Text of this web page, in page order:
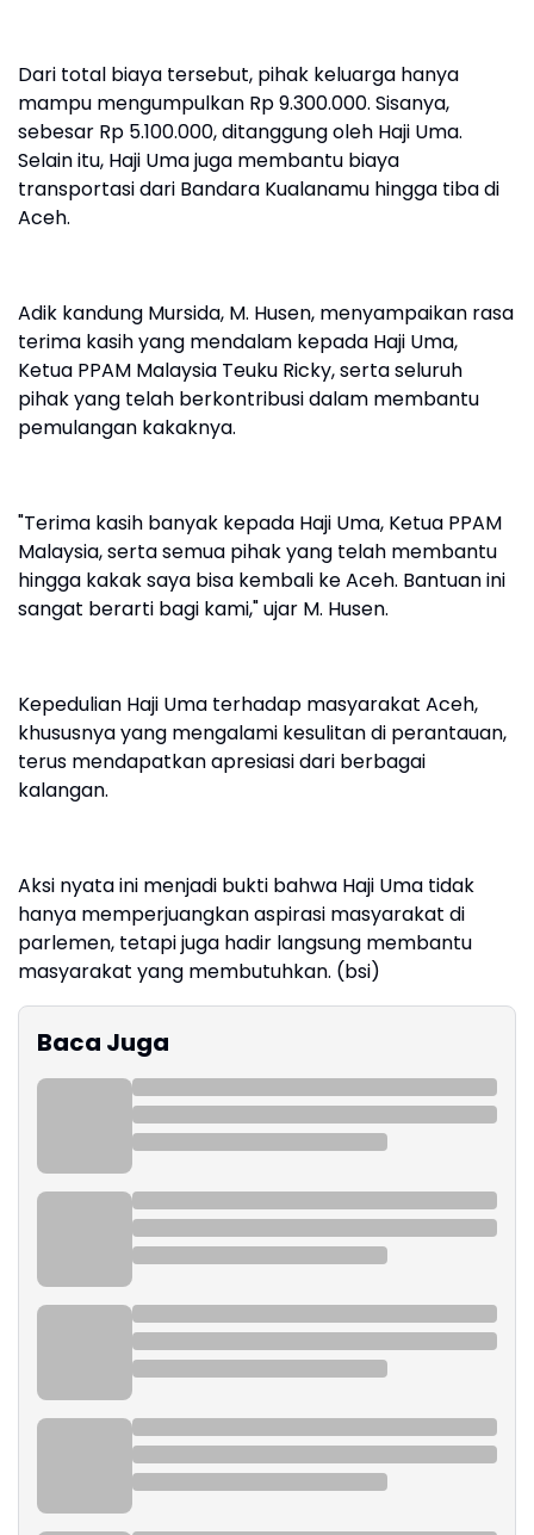
Dari total biaya tersebut, pihak keluarga hanya
mampu mengumpulkan Rp 9.300.000. Sisanya,
sebesar Rp 5.100.000, ditanggung oleh Haji Uma.
Selain itu, Haji Uma juga membantu biaya
transportasi dari Bandara Kualanamu hingga tiba di
Aceh.
Adik kandung Mursida, M. Husen, menyampaikan rasa
terima kasih yang mendalam kepada Haji Uma,
Ketua PPAM Malaysia Teuku Ricky, serta seluruh
pihak yang telah berkontribusi dalam membantu
pemulangan kakaknya.
"Terima kasih banyak kepada Haji Uma, Ketua PPAM
Malaysia, serta semua pihak yang telah membantu
hingga kakak saya bisa kembali ke Aceh. Bantuan ini
sangat berarti bagi kami," ujar M. Husen.
Kepedulian Haji Uma terhadap masyarakat Aceh,
khususnya yang mengalami kesulitan di perantauan,
terus mendapatkan apresiasi dari berbagai
kalangan.
Aksi nyata ini menjadi bukti bahwa Haji Uma tidak
hanya memperjuangkan aspirasi masyarakat di
parlemen, tetapi juga hadir langsung membantu
masyarakat yang membutuhkan. (bsi)
Baca Juga